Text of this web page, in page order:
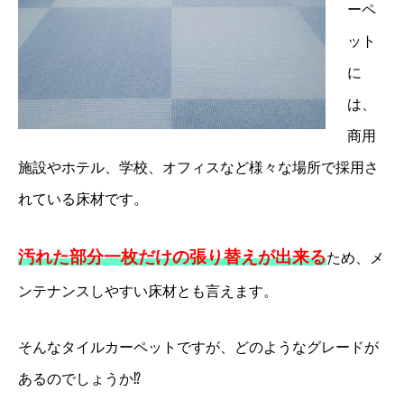
ーペ
ット
に
は、
商用
施設やホテル、学校、オフィスなど様々な場所で採用さ
れている床材です。
汚れた部分一枚だけの張り替えが出来るため、メ
ンテナンスしやすい床材とも言えます。
そんなタイルカーペットですが、どのようなグレードが
あるのでしょうか⁉